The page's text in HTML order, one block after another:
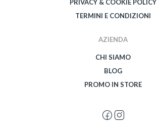
PRIVACY & COOKIE POLICY
TERMINI E CONDIZIONI
AZIENDA
CHI SIAMO
BLOG
PROMO IN STORE